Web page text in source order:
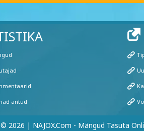
© 2026 | NAJOX.com - Mängud Tasuta